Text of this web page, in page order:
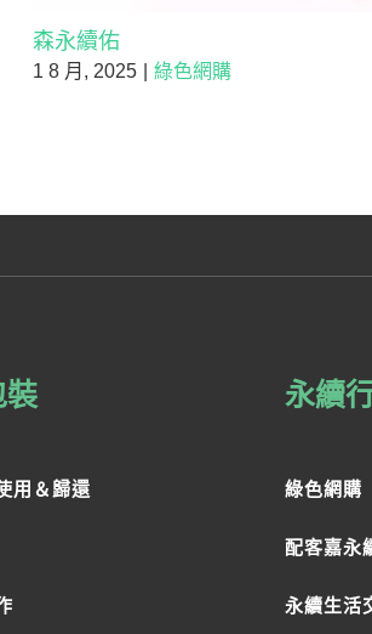
森永續佑
1 8 月, 2025 綠色網購
裝
用＆歸還
永續
綠色網購
配客嘉永
永續生活